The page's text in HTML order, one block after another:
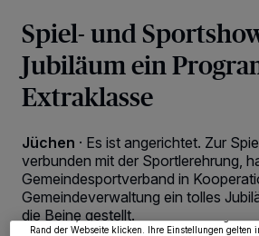
Spiel- und
Jubiläum ein
Extraklasse
Jüchen · Es ist angerichtet. Zur
verbunden mit der Sportlerehrung,
Gemeindesportverband in
Gemeindeverwaltung ein tolles
die Beine gestellt.
wie Browserdaten oder eindeutige Kennungen auf
von OK aktivieren Sie Tracking-Technologien für die
Partner verarbeiten Daten, um Ihnen Dienste
Zwecke. Wenn Tracker deaktiviert sind, sind manche
möglicherweise nicht mehr so relevant für Sie. Sie
wieder aufrufen, um Ihre Einstellungen zu ändern
widerrufen, indem Sie auf den Link Einstellungen
Rand der Webseite klicken. Ihre Einstellungen gelten